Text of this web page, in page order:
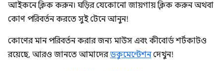
আইকনে ক্লিক করুন। ঘড়ির যেকোনো জায়গায় ক্লিক করুন অথবা
কোণ পরিবর্তন করতে সুই টেনে আনুন!
কোণের মান পরিবর্তন করার জন্য মাউস এবং কীবোর্ড শর্টকাটও
রয়েছে, আরও জানতে আমাদেরডকুমেন্টেশনদেখুন!